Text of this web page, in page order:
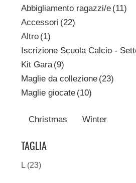
Abbigliamento ragazzi/e (11)
Accessori (22)
Altro (1)
Iscrizione Scuola Calcio -
Kit Gara (9)
Maglie da collezione (23)
Maglie giocate (10)
Christmas Winter
TAGLIA
L (23)